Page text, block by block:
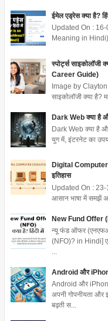
ईमेल एड्रेस क्या है?
Updated On : 16-
Meaning in
स्पोर्ट्स
Career Guide)
Image by
साइकोलॉजी क्या
Dark Web क्या है
Dark Web क्या है
युग में, इंटरनेट का
Digital Computer
इतिहास
Updated On :
आसान भाषा में समझें
New Fund Offer
न्यू फंड ऑफर
(NFO)? in Hindi]
...
Android और
Android और
अपनी गोपनीयता और
बढ़ती स...